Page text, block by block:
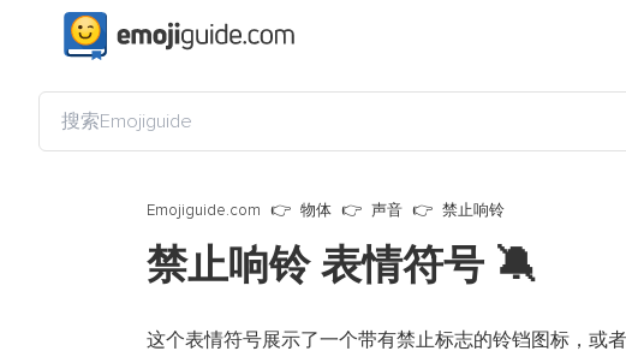
Emojiguide.com 物体 声音 禁止响铃
禁止响铃 表情符号 🔕
这个表情符号展示了一个带有禁止标志的铃铛图标，或